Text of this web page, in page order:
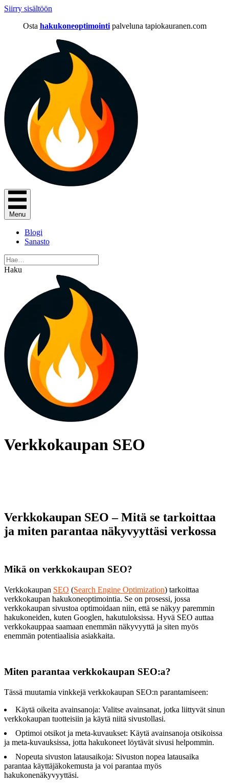
Siirry sisältöön
Osta hakukoneoptimointi palveluna tapiokauranen.com
Menu
Blogi
Sanasto
Haku
Verkkokaupan SEO
Verkkokaupan SEO – Mitä se tarkoittaa
ja miten parantaa näkyvyyttäsi verkossa
Mikä on verkkokaupan SEO?
Verkkokaupan SEO (Search Engine Optimization) tarkoittaa
verkkokaupan hakukoneoptimointia. Se on prosessi, jossa
verkkokaupan sivustoa optimoidaan niin, että se näkyy paremmin
hakukoneiden, kuten Googlen, hakutuloksissa. Hyvä SEO auttaa
verkkokauppaa saamaan enemmän näkyvyyttä ja siten myös
enemmän potentiaalisia asiakkaita.
Miten parantaa verkkokaupan SEO:a?
Tässä muutamia vinkkejä verkkokaupan SEO:n parantamiseen:
Käytä oikeita avainsanoja: Valitse avainsanat, jotka liittyvät sinun
verkkokaupan tuotteisiin ja käytä niitä sivustollasi.
Optimoi otsikot ja meta-kuvaukset: Käytä avainsanoja otsikoissa
ja meta-kuvauksissa, jotta hakukoneet löytävät sivusi helpommin.
Nopeuta sivuston latausaikoja: Sivuston nopea latausaika
parantaa käyttäjäkokemusta ja voi parantaa myös
hakukonenäkyvyyttäsi.